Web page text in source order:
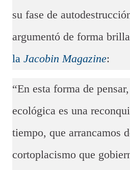
su fase de
argumentó de forma
la Jacobin Magazine:
“En esta forma de
ecológica es una
tiempo, que arrancamos
cortoplacismo que